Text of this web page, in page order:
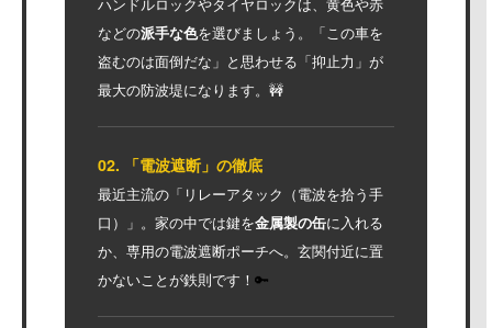
ハンドルロックやタイヤロックは、黄色や赤
などの派手な色を選びましょう。「この車を
盗むのは面倒だな」と思わせる「抑止力」が
最大の防波堤になります。🚧
02. 「電波遮断」の徹底
最近主流の「リレーアタック（電波を拾う手
口）」。家の中では鍵を金属製の缶に入れる
か、専用の電波遮断ポーチへ。玄関付近に置
かないことが鉄則です！ 🔑